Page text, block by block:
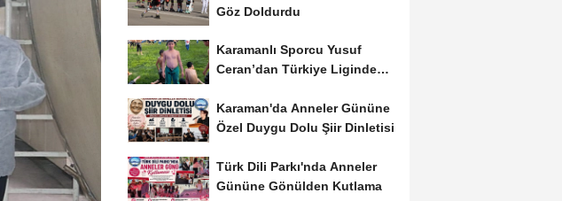
Göz Doldurdu
Karamanlı Sporcu Yusuf
Ceran’dan Türkiye Liginde
Karaman'da Anneler Gününe
Özel Duygu Dolu Şiir Dinletisi
Türk Dili Parkı'nda Anneler
Gününe Gönülden Kutlama